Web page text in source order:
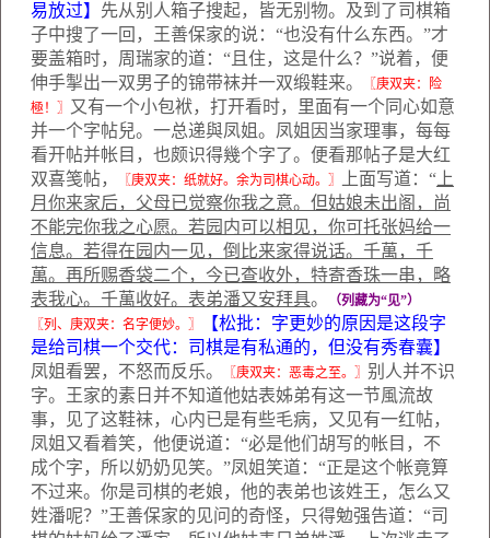
易放过】 先从别人箱子搜起，皆无别物。及到了司棋箱
子中搜了一回，王善保家的说：“也没有什么东西。”才
要盖箱时，周瑞家的道：“且住，这是什么？”说着，便
伸手掣出一双男子的锦带袜并一双缎鞋来。
〖庚双夹：险
極！〗 又有一个小包袱，打开看时，里面有一个同心如意
并一个字帖兒。一总递與凤姐。凤姐因当家理事，每每
看开帖并帐目，也颇识得幾个字了。便看那帖子是大红
双喜笺帖，
〖庚双夹：纸就好。余为司棋心动。〗 上面写道：“ 上
月你来家后，父母已觉察你我之意。但姑娘未出阁，尚
不能完你我之心愿。若园内可以相见，你可托张妈给一
信息。若得在园内一见，倒比来家得说话。千萬，千
萬。再所赐香袋二个，今已查收外，特寄香珠一串，略
表我心。千萬收好。表弟潘又安拜具。
（列藏为“见”）
〖列、庚双夹：名字便妙。〗
【松批：字更妙的原因是这段字
是给司棋一个交代：司棋是有私通的，但没有秀春囊】
凤姐看罢，不怒而反乐。
〖庚双夹：恶毒之至。〗 别人并不识
字。王家的素日并不知道他姑表姊弟有这一节風流故
事，见了这鞋袜，心内已是有些毛病，又见有一红帖，
凤姐又看着笑，他便说道：“必是他们胡写的帐目，不
成个字，所以奶奶见笑。”凤姐笑道：“正是这个帐竟算
不过来。你是司棋的老娘，他的表弟也该姓王，怎么又
姓潘呢？”王善保家的见问的奇怪，只得勉强告道：“司